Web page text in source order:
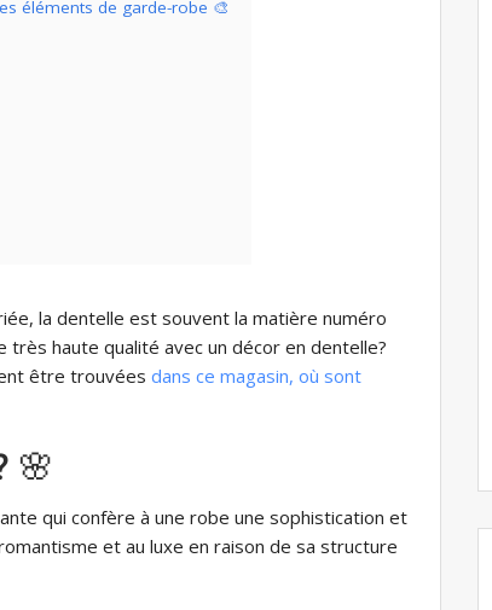
éléments de garde-robe 🎨
la dentelle est souvent la matière numéro
très haute qualité avec un décor en dentelle?
être trouvées dans ce magasin, où sont
🌸
qui confère à une robe une sophistication et
et au luxe en raison de sa structure